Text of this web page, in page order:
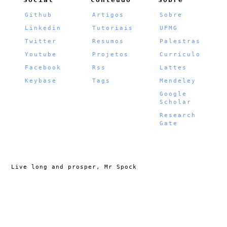
Github
Linkedin
Twitter
Youtube
Facebook
Keybase
Artigos
Tutoriais
Resumos
Projetos
Rss
Tags
Sobre
UFMG
Palestras
Currículo
Lattes
Mendeley
Google
Scholar
Research
Gate
Live long and prosper, Mr Spock